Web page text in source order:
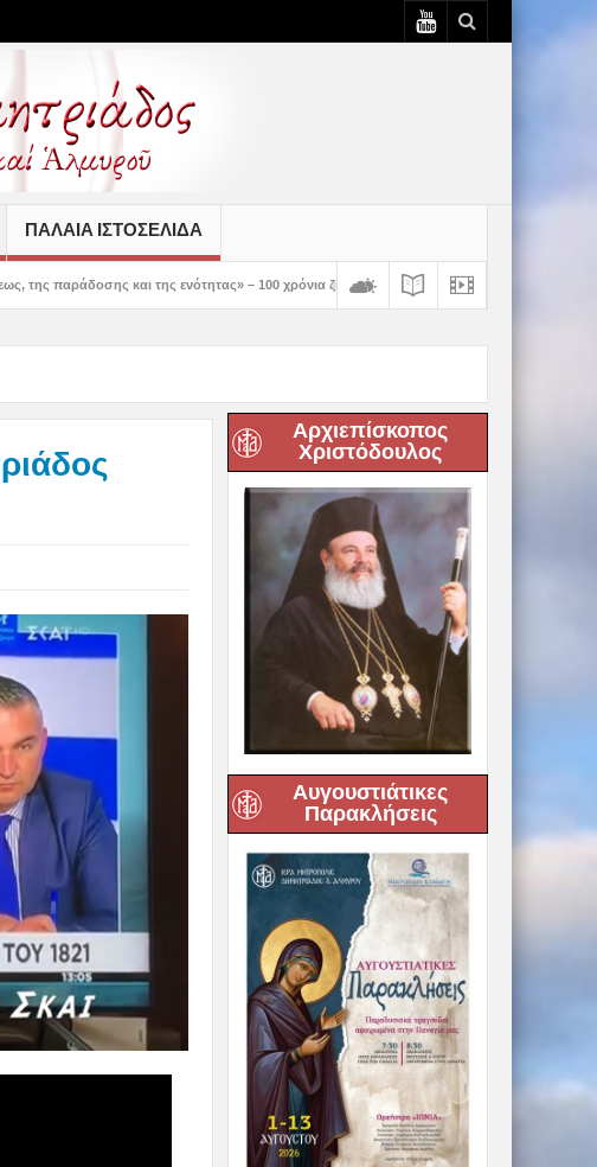
ΠΑΛΑΙΆ ΙΣΤΟΣΕΛΊΔΑ
της ενότητας» – 100 χρόνια ζωής και προσφοράς του Ιερού Ναού Κοιμήσεως της Θεοτόκου
Αρχιεπίσκοπος
Χριστόδουλος
Αυγουστιάτικες
Παρακλήσεις